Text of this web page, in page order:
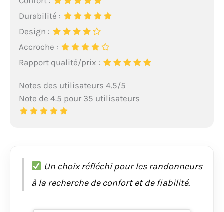
Durabilité :
Design :
Accroche :
Rapport qualité/prix :
Notes des utilisateurs 4.5/5
Note de 4.5 pour 35 utilisateurs
Un choix réfléchi pour les randonneurs
à la recherche de confort et de fiabilité.